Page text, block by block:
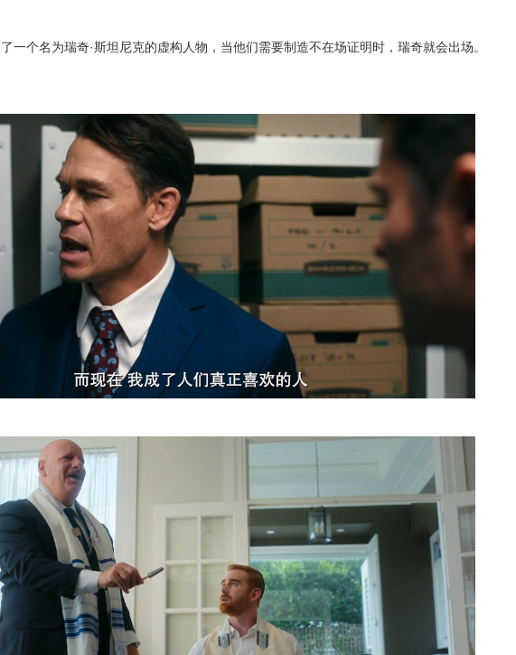
个名为瑞奇·斯坦尼克的虚构人物，当他们需要制造不在场证明时，瑞奇就会出场。